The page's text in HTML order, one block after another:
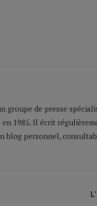
groupe de presse
1985. Il écrit
blog personnel,